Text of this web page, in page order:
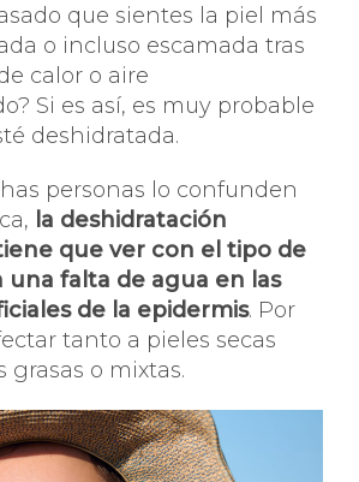
que sientes la piel más
o incluso escamada tras
calor o aire
Si es así, es muy probable
deshidratada.
personas lo confunden
la deshidratación
que ver con el tipo de
una falta de agua en las
de la epidermis. Por
tanto a pieles secas
grasas o mixtas.